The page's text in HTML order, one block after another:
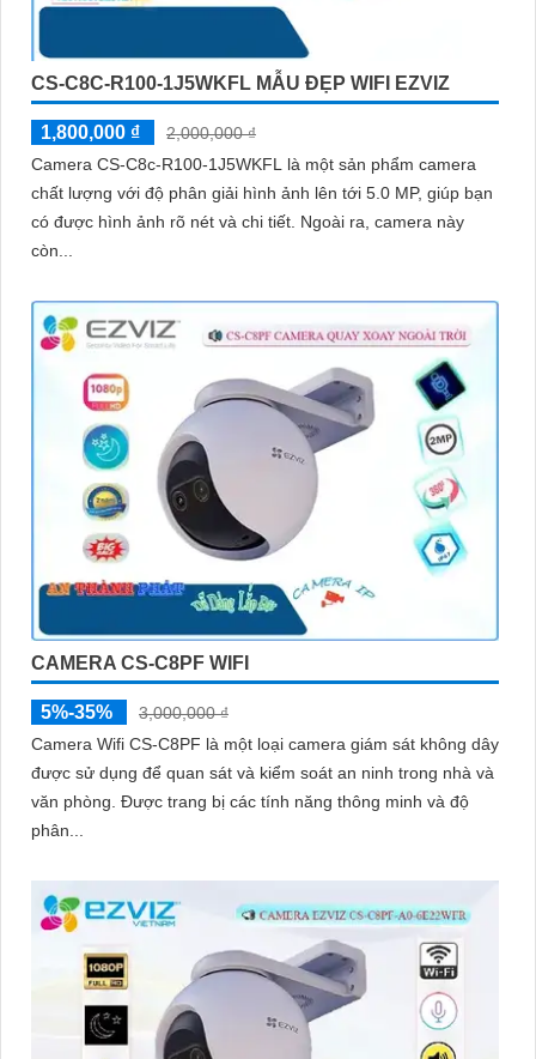
CS-C8C-R100-1J5WKFL MẪU ĐẸP WIFI EZVIZ
1,800,000 ₫
2,000,000 ₫
Camera CS-C8c-R100-1J5WKFL là một sản phẩm camera
chất lượng với độ phân giải hình ảnh lên tới 5.0 MP, giúp bạn
có được hình ảnh rõ nét và chi tiết. Ngoài ra, camera này
còn...
CAMERA CS-C8PF WIFI
5%-35%
3,000,000 ₫
Camera Wifi CS-C8PF là một loại camera giám sát không dây
được sử dụng để quan sát và kiểm soát an ninh trong nhà và
văn phòng. Được trang bị các tính năng thông minh và độ
phân...